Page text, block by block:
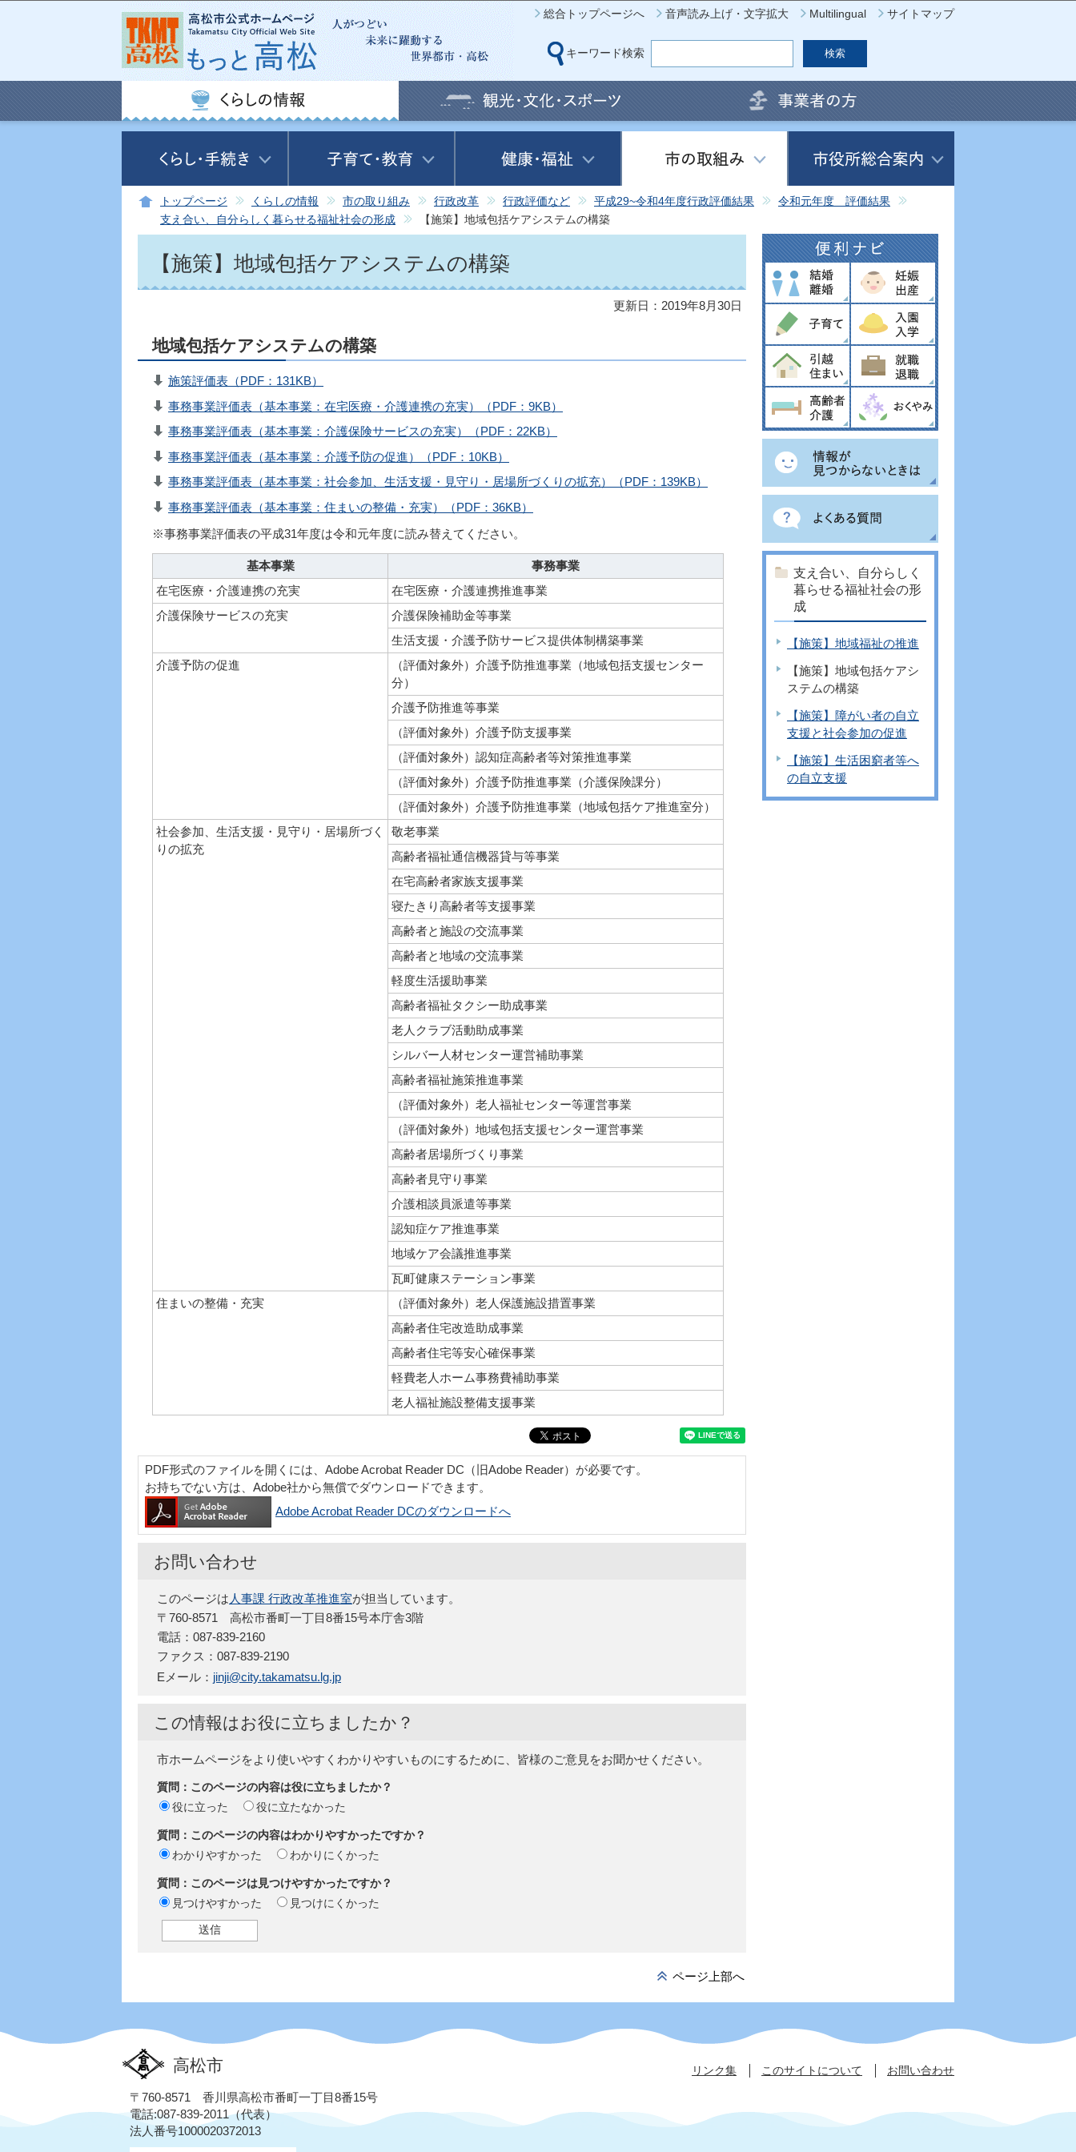
このページの本文へ移動
総合トップページへ 音声読み上げ・文字拡大 Multilingual サイトマップ
キーワード検索
トップページ くらしの情報 市の取り組み 行政改革 行政評価など 平成29~令和4年度行政評価結果
令和元年度 評価結果
支え合い、自分らしく暮らせる福祉社会の形成
【施策】地域包括ケアシステムの構築
【施策】地域包括ケアシステムの構築
更新日：2019年8月30日
地域包括ケアシステムの構築
施策評価表（PDF：131KB）
事務事業評価表（基本事業：在宅医療・介護連携の充実）（PDF：9KB）
事務事業評価表（基本事業：介護保険サービスの充実）（PDF：22KB）
事務事業評価表（基本事業：介護予防の促進）（PDF：10KB）
事務事業評価表（基本事業：社会参加、生活支援・見守り・居場所づくりの拡充）（PDF：139KB）
事務事業評価表（基本事業：住まいの整備・充実）（PDF：36KB）
※事務事業評価表の平成31年度は令和元年度に読み替えてください。
基本事業
事務事業
在宅医療・介護連携の充実
在宅医療・介護連携推進事業
介護保険サービスの充実
介護保険補助金等事業
生活支援・介護予防サービス提供体制構築事業
介護予防の促進
（評価対象外）介護予防推進事業（地域包括支援センター
分）
介護予防推進等事業
（評価対象外）介護予防支援事業
（評価対象外）認知症高齢者等対策推進事業
（評価対象外）介護予防推進事業（介護保険課分）
（評価対象外）介護予防推進事業（地域包括ケア推進室分）
社会参加、生活支援・見守り・居場所づく
りの拡充
敬老事業
高齢者福祉通信機器貸与等事業
在宅高齢者家族支援事業
寝たきり高齢者等支援事業
高齢者と施設の交流事業
高齢者と地域の交流事業
軽度生活援助事業
高齢者福祉タクシー助成事業
老人クラブ活動助成事業
シルバー人材センター運営補助事業
高齢者福祉施策推進事業
（評価対象外）老人福祉センター等運営事業
（評価対象外）地域包括支援センター運営事業
高齢者居場所づくり事業
高齢者見守り事業
介護相談員派遣等事業
認知症ケア推進事業
地域ケア会議推進事業
瓦町健康ステーション事業
住まいの整備・充実
（評価対象外）老人保護施設措置事業
高齢者住宅改造助成事業
高齢者住宅等安心確保事業
軽費老人ホーム事務費補助事業
老人福祉施設整備支援事業
PDF形式のファイルを開くには、Adobe Acrobat Reader DC（旧Adobe Reader）が必要です。
お持ちでない方は、Adobe社から無償でダウンロードできます。
Adobe Acrobat Reader DCのダウンロードへ
お問い合わせ
このページは 人事課 行政改革推進室が担当しています。
〒760-8571 高松市番町一丁目8番15号本庁舎3階
電話：087-839-2160
ファクス：087-839-2190
Eメール： jinji@city.takamatsu.lg.jp
この情報はお役に立ちましたか？
市ホームページをより使いやすくわかりやすいものにするために、皆様のご意見をお聞かせください。
質問：このページの内容は役に立ちましたか？
役に立った
役に立たなかった
質問：このページの内容はわかりやすかったですか？
わかりやすかった
わかりにくかった
質問：このページは見つけやすかったですか？
見つけやすかった
見つけにくかった
ページ上部へ
支え合い、自分らしく
暮らせる福祉社会の形
成
【施策】地域福祉の推進
【施策】地域包括ケアシ
ステムの構築
【施策】障がい者の自立
支援と社会参加の促進
【施策】生活困窮者等へ
の自立支援
高松市
〒760-8571 香川県高松市番町一丁目8番15号
電話:087-839-2011（代表）
法人番号1000020372013
リンク集 このサイトについて お問い合わせ